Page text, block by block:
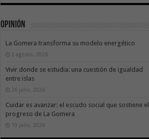
Opinión
La Gomera transforma su modelo energético
2 agosto, 2026
Vivir donde se estudia: una cuestión de igualdad
entre islas
26 julio, 2026
Cuidar es avanzar: el escudo social que sostiene el
progreso de La Gomera
19 julio, 2026